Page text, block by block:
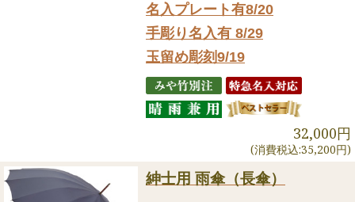
名入プレート有8/20
手彫り名入有 8/29
玉留め彫刻9/19
32,000円
(消費税込:35,200円)
紳士用 雨傘（長傘）